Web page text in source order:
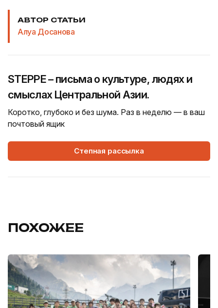
АВТОР СТАТЬИ
Алуа Досанова
STEPPE – письма о культуре, людях и
смыслах Центральной Азии.
Коротко, глубоко и без шума. Раз в неделю — в ваш
почтовый ящик
Степная рассылка
ПОХОЖЕЕ